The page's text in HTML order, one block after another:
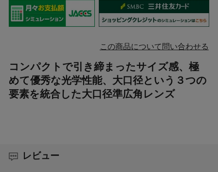
この商品について問い合わせる
コンパクトで引き締まったサイズ感、極
めて優秀な光学性能、大口径という３つの
要素を統合した大口径準広角レンズ
レビュー